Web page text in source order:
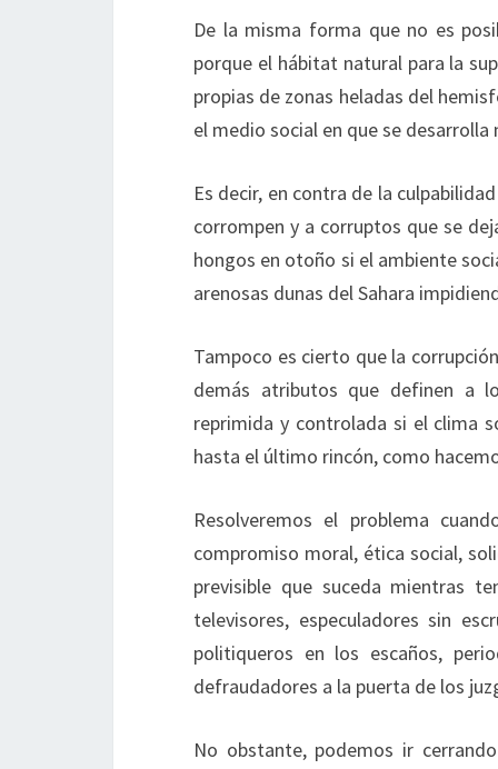
De la misma forma que no es
porque el hábitat natural para la
propias de zonas heladas del
el medio social en que se
Es decir, en contra de la
corrompen y a corruptos que se
hongos en otoño si el ambiente
arenosas dunas del Sahara
Tampoco es cierto que la
demás atributos que definen a
reprimida y controlada si el clima
hasta el último rincón, como
Resolveremos el problema
compromiso moral, ética social,
previsible que suceda mientras
televisores, especuladores sin
politiqueros en los escaños,
defraudadores a la puerta de los
No obstante, podemos ir